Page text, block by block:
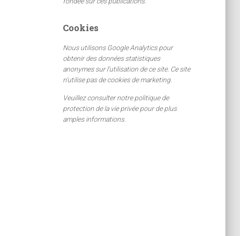
Cookies
Nous utilisons Google Analytics pour
obtenir des données statistiques
anonymes sur l’utilisation de ce site. Ce site
n’utilise pas de cookies de marketing.
Veuillez consulter notre politique de
protection de la vie privée pour de plus
amples informations.